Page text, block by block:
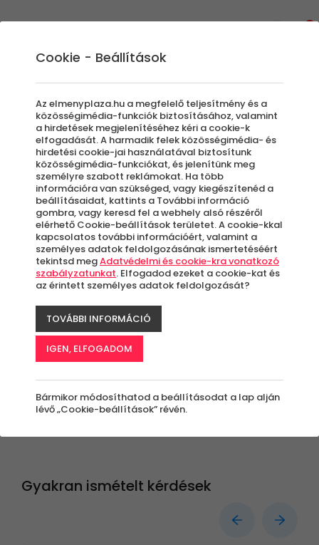
3D Autós Párnák
Szűrők beállítása
Élmények
Rendezés:
Nincs találat a keresési paraméterek szerint!
Gyakran ismételt kérdések
Cookie - Beállítások
Az elmenyplaza.hu a megfelelő teljesítmény és a
közösségimédia-funkciók biztosításához, valamint
a hirdetések megjelenítéséhez kéri a cookie-k
elfogadását. A harmadik felek közösségimédia- és
hirdetési cookie-jai használatával biztosítunk
közösségimédia-funkciókat, és jelenítünk meg
személyre szabott reklámokat. Ha több
információra van szükséged, vagy kiegészítenéd a
beállításaidat, kattints a További információ
gombra, vagy keresd fel a webhely alsó részéről
elérhető Cookie-beállítások területet. A cookie-kkal
kapcsolatos további információért, valamint a
személyes adatok feldolgozásának ismertetéséért
tekintsd megAdatvédelmi és cookie-kra vonatkozó
szabályzatunkat. Elfogadod ezeket a cookie-kat és
az érintett személyes adatok feldolgozását?
TOVÁBBI INFORMÁCIÓ
IGEN, ELFOGADOM
Bármikor módosíthatod a beállításodat a lap alján
lévő „Cookie-beállítások” révén.